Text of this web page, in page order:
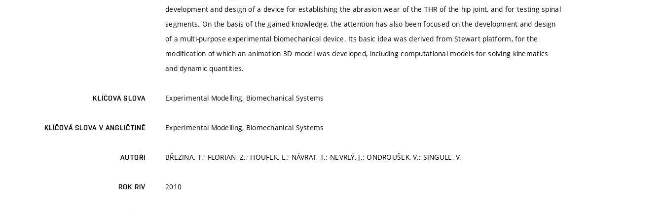
development and design of a device for establishing the abrasion wear of the THR of the hip joint, and for testing spinal
segments. On the basis of the gained knowledge, the attention has also been focused on the development and design
of a multi-purpose experimental biomechanical device. Its basic idea was derived from Stewart platform, for the
modification of which an animation 3D model was developed, including computational models for solving kinematics
and dynamic quantities.
KLÍČOVÁ SLOVA Experimental Modelling, Biomechanical Systems
KLÍČOVÁ SLOVA V ANGLIČTINĚ Experimental Modelling, Biomechanical Systems
AUTOŘI BŘEZINA, T.; FLORIAN, Z.; HOUFEK, L.; NÁVRAT, T.; NEVRLÝ, J.; ONDROUŠEK, V.; SINGULE, V.
ROK RIV 2010